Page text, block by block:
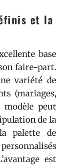
et la
base
faire-part.
variété de
(mariages,
modèle peut
de la
palette de
est